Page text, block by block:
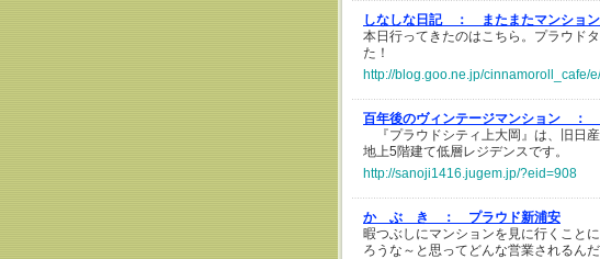
しなしな日記 ：
またまたマンショ
本日行ってきたのはこちら。プラウド
た！
http://blog.goo.ne.jp/
百年後のヴィンテージマンション ：
『プラウドシティ上大岡』は、旧日
地上5階建て低層レジデンスです。
http://sanoji1416.jugem.jp/?eid=908
か ぶ き ：
プラウド新浦安
暇つぶしにマンションを見に行くこと
ろうな～と思ってどんな営業されるんだ